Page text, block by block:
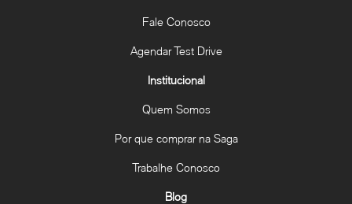
Fale Conosco
Agendar Test Drive
Institucional
Quem Somos
Por que comprar na Saga
Trabalhe Conosco
Blog